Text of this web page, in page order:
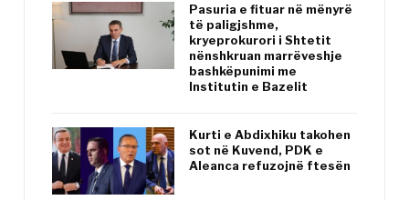
Pasuria e fituar në mënyrë
të paligjshme,
kryeprokurori i Shtetit
nënshkruan marrëveshje
bashkëpunimi me
Institutin e Bazelit
Kurti e Abdixhiku takohen
sot në Kuvend, PDK e
Aleanca refuzojnë ftesën